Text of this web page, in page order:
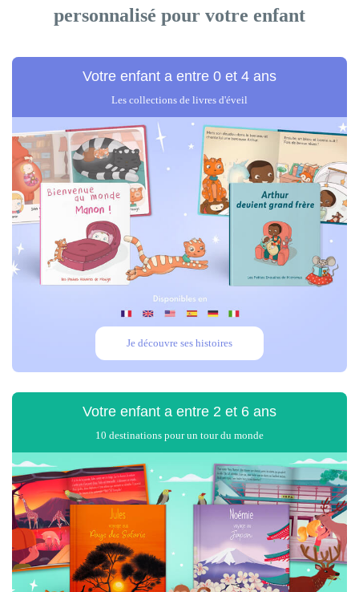
personnalisé pour votre enfant
Votre enfant a entre 0 et 4 ans
Les collections de livres d'éveil
Je découvre ses histoires
Votre enfant a entre 2 et 6 ans
10 destinations pour un tour du monde